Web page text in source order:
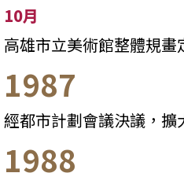
10月
高雄市立美術館整體規畫
1987
經都市計劃會議決議，擴
1988